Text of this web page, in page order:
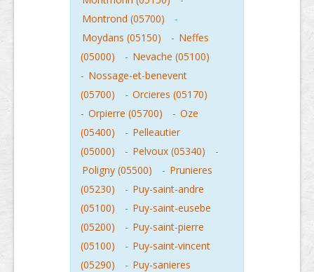
Montrond (05700)
-
Moydans (05150)
- Neffes
(05000)
- Nevache (05100)
- Nossage-et-benevent
(05700)
- Orcieres (05170)
- Orpierre (05700) - Oze
(05400)
- Pelleautier
(05000)
- Pelvoux (05340)
-
Poligny (05500)
- Prunieres
(05230)
- Puy-saint-andre
(05100)
- Puy-saint-eusebe
(05200)
- Puy-saint-pierre
(05100)
- Puy-saint-vincent
(05290)
- Puy-sanieres